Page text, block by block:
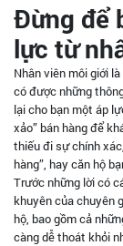
Đừng để
lực từ
Nhân viên môi giới
có được những
lại cho bạn một áp
xảo” bán hàng để
thiếu đi sự chính
hàng”, hay căn hộ
Trước những lời có
khuyên của chuyên
hộ, bao gồm cả
càng dễ thoát khỏi